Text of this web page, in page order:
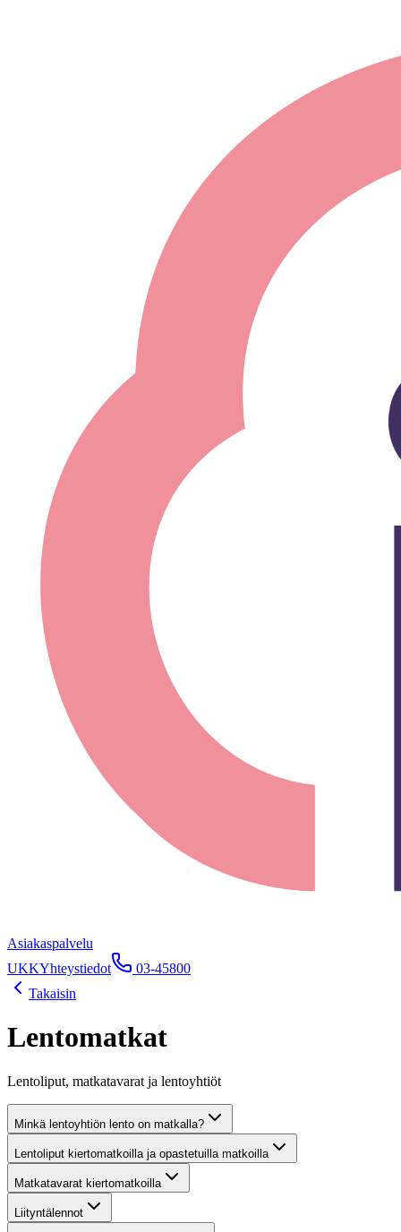
Asiakaspalvelu
UKKYhteystiedot
03-45800
Takaisin
Lentomatkat
Lentoliput, matkatavarat ja lentoyhtiöt
Minkä lentoyhtiön lento on matkalla?
Lentoliput kiertomatkoilla ja opastetuilla matkoilla
Matkatavarat kiertomatkoilla
Liityntälennot